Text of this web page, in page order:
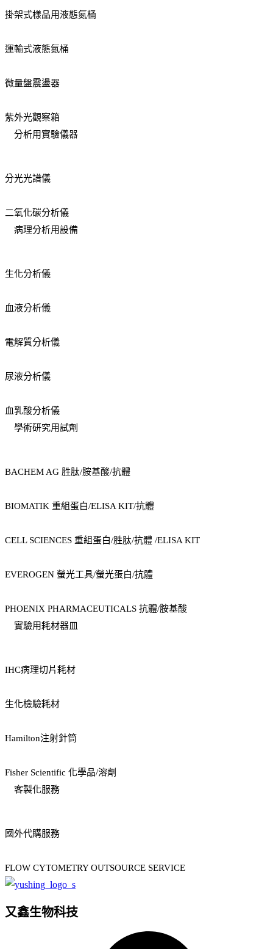
掛架式樣品用液態氮桶
運輸式液態氮桶
微量盤震盪器
紫外光觀察箱
分析用實驗儀器
分光光譜儀
二氧化碳分析儀
病理分析用設備
生化分析儀
血液分析儀
電解質分析儀
尿液分析儀
血乳酸分析儀
學術研究用試劑
BACHEM AG 胜肽/胺基酸/抗體
BIOMATIK 重組蛋白/ELISA KIT/抗體
CELL SCIENCES 重組蛋白/胜肽/抗體 /ELISA KIT
EVEROGEN 螢光工具/螢光蛋白/抗體
PHOENIX PHARMACEUTICALS 抗體/胺基酸
實驗用耗材器皿
IHC病理切片耗材
生化檢驗耗材
Hamilton注射針筒
Fisher Scientific 化學品/溶劑
客製化服務
國外代購服務
FLOW CYTOMETRY OUTSOURCE SERVICE
又鑫生物科技